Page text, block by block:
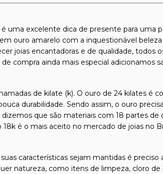
excelente dica de presente para uma
ouro amarelo com a inquestionável
joias encantadoras e de qualidade, todos
compra ainda mais especial adicionamos
de kilate (k). O ouro de 24 kilates é
durabilidade. Sendo assim, o ouro
que são materiais com 18 partes de
é o mais aceito no mercado de joias no
características sejam mantidas é preciso
natureza, como itens de limpeza, cloro de